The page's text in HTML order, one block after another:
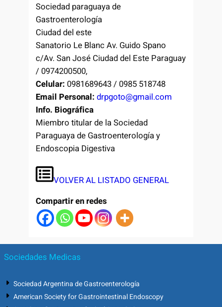
Sociedad paraguaya de
Gastroenterología
Ciudad del este
Sanatorio Le Blanc Av. Guido Spano
c/Av. San José Ciudad del Este Paraguay
/ 0974200500,
Celular: 0981689643 / 0985 518748
Email Personal: drpgoto@gmail.com
Info. Biográfica
Miembro titular de la Sociedad
Paraguaya de Gastroenterología y
Endoscopia Digestiva
VOLVER AL LISTADO GENERAL
Compartir en redes
Sociedades Medicas
Sociedad Argentina de Gastroenterología
American Society for Gastrointestinal Endoscopy